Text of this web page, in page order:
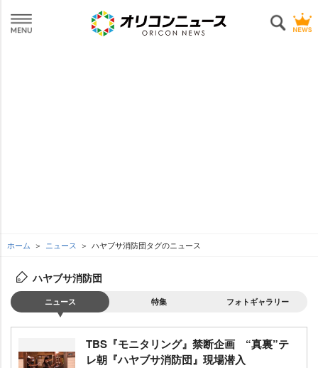
ホーム ニュース ハヤブサ消防団タグのニュース
ハヤブサ消防団
ニュース 特集 フォトギャラリー
TBS『モニタリング』禁断企画 “真裏”テ
レ朝『ハヤブサ消防団』現場潜入